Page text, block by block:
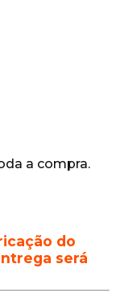
a compra.
do
será